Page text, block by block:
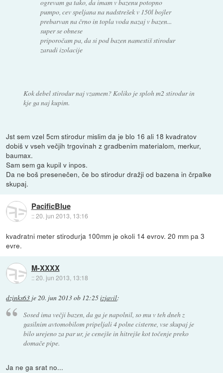
ogrevam ga tako, da imam v bazenu potopno
pumpo, cev speljana na nadstrešek v 150l bojler
prebarvan na črno in topla voda nazaj v bazen...
super se obnese
priporočam pa, da si pod bazen namestiš stirodur
zaradi izolacije
Kok debel stirodur naj vzamem? Koliko je sploh m2 stirodur in
kje ga naj kupim.
Jst sem vzel 5cm stirodur mislim da je blo 16 ali 18 kvadratov
dobiš v vseh večjih trgovinah z gradbenim materialom, merkur,
baumax.
Sam sem ga kupil v inpos.
Da ne boš presenečen, če bo stirodur dražji od bazena in črpalke
skupaj.
PacificBlue
::20. jun 2013, 13:16
kvadratni meter stirodurja 100mm je okoli 14 evrov. 20 mm pa 3
evre.
M-XXXX
::20. jun 2013, 13:18
dzinks63 je20. jun 2013 ob 12:25izjavil:
Sosed ima večji bazen, da ga je napolnil, so mu v teh dneh z
gasilnim avtomobilom pripeljali 4 polne cisterne, vse skupaj je
bilo urejeno za par ur, je cenejše in hitrejše kot točenje preko
domače pipe.
Ja ne ga srat no...